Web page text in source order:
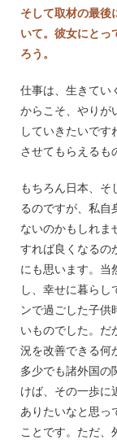
そして取材の最後
いて。彼女にとっ
ろう。
仕事は、生きてい
からこそ、やりが
していきたいです
させてもらえるも
もちろん日本、そ
るのですが、私自
ないのかもしれま
すれば良くなるの
にも思います。当
し、幸せに暮ら
ンで過ごした子供
いものでした。だ
況を改善できる何
多少でも諸外国の
けば、その一歩に
ありたいなと思っ
ことです。ただ、